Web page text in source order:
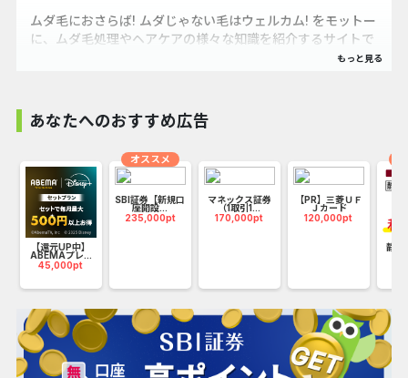
ムダ毛におさらば! ムダじゃない毛はウェルカム! をモットー
に、ムダ毛処理やヘアケアの様々な知識を紹介するサイトで
あなたへのおすすめ広告
【還元UP中】
ABEMAプレ...
45,000pt
SBI証券【新規口
座開設...
235,000pt
オススメ
マネックス証券
（1取引1...
170,000pt
【PR】三菱ＵＦ
Ｊカード
120,000pt
静岡